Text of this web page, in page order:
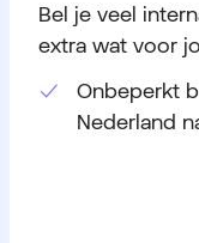
Bel je veel
extra wat voor
Onbeperkt
Nederland